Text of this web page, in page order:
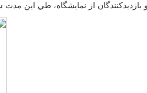
از نمايشگاه، طي اين مدت شش ماه برگزاري